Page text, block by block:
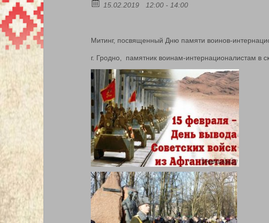
15.02.2019 12:00 - 14:00
Митинг, посвященный Дню памяти воинов-
г. Гродно, памятник воинам-интернационалистам в